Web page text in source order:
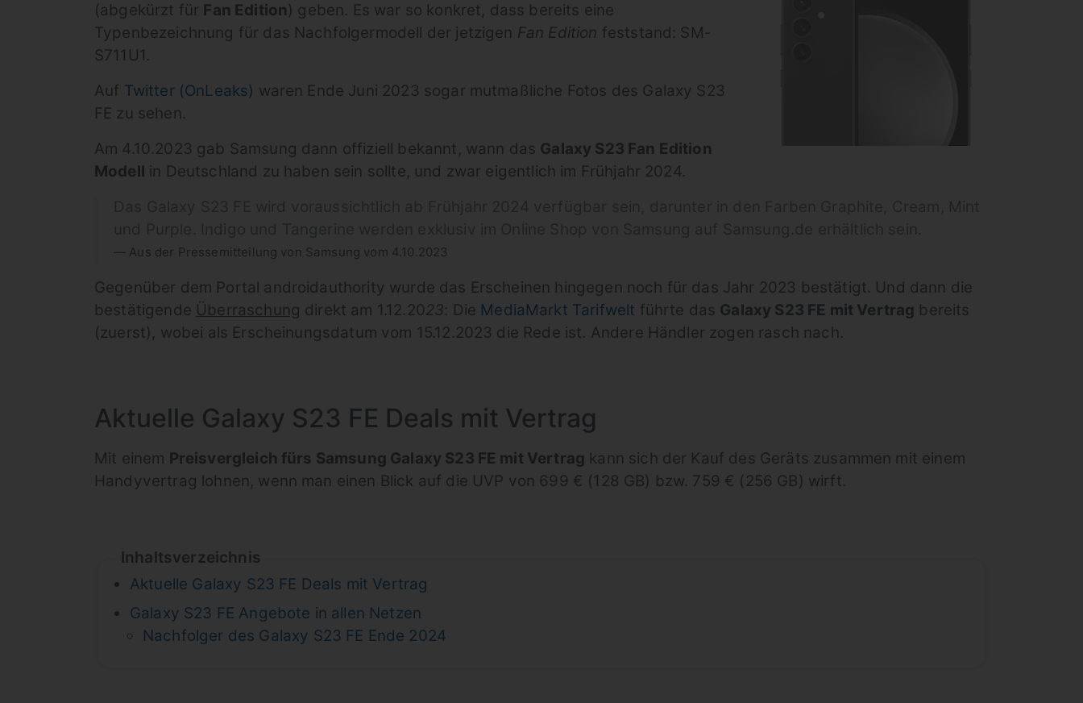
(abgekürzt für Fan Edition) geben. Es war so konkret, dass bereits eine
Typenbezeichnung für das Nachfolgermodell der jetzigen Fan Edition feststand: SM-
S711U1.
Auf Twitter (OnLeaks) waren Ende Juni 2023 sogar mutmaßliche Fotos des Galaxy S23
FE zu sehen.
Am 4.10.2023 gab Samsung dann offiziell bekannt, wann das Galaxy S23 Fan Edition
Modell in Deutschland zu haben sein sollte, und zwar eigentlich im Frühjahr 2024.
Aus der Pressemitteilung von Samsung vom 4.10.2023
Gegenüber dem Portal androidauthority wurde das Erscheinen hingegen noch für das Jahr 2023 bestätigt. Und dann die
bestätigende Überraschung direkt am 1.12.2023: Die MediaMarkt Tarifwelt führte das Galaxy S23 FE mit Vertrag bereits
(zuerst), wobei als Erscheinungsdatum vom 15.12.2023 die Rede ist. Andere Händler zogen rasch nach.
Aktuelle Galaxy S23 FE Deals mit Vertrag
Mit einem Preisvergleich fürs Samsung Galaxy S23 FE mit Vertrag kann sich der Kauf des Geräts zusammen mit einem
Handyvertrag lohnen, wenn man einen Blick auf die UVP von 699 € (128 GB) bzw. 759 € (256 GB) wirft.
Inhaltsverzeichnis
Aktuelle Galaxy S23 FE Deals mit Vertrag
Galaxy S23 FE Angebote in allen Netzen
Nachfolger des Galaxy S23 FE Ende 2024